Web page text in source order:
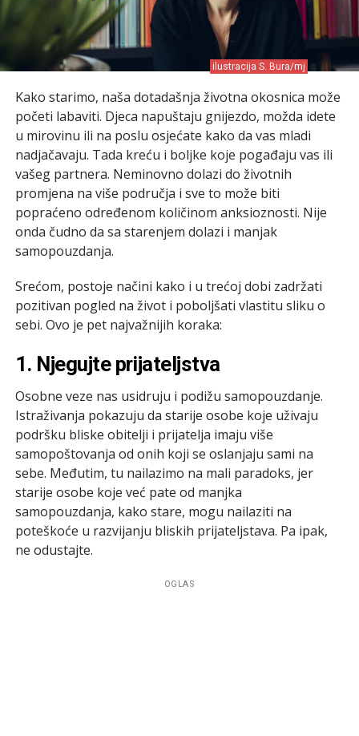
ilustracija S. Bura/mj
Kako starimo, naša dotadašnja životna okosnica može
početi labaviti. Djeca napuštaju gnijezdo, možda idete
u mirovinu ili na poslu osjećate kako da vas mladi
nadjačavaju. Tada kreću i boljke koje pogađaju vas ili
vašeg partnera. Neminovno dolazi do životnih
promjena na više područja i sve to može biti
popraćeno određenom količinom anksioznosti. Nije
onda čudno da sa starenjem dolazi i manjak
samopouzdanja.
Srećom, postoje načini kako i u trećoj dobi zadržati
pozitivan pogled na život i poboljšati vlastitu sliku o
sebi. Ovo je pet najvažnijih koraka:
1. Njegujte prijateljstva
Osobne veze nas usidruju i podižu samopouzdanje.
Istraživanja pokazuju da starije osobe koje uživaju
podršku bliske obitelji i prijatelja imaju više
samopoštovanja od onih koji se oslanjaju sami na
sebe. Međutim, tu nailazimo na mali paradoks, jer
starije osobe koje već pate od manjka
samopouzdanja, kako stare, mogu nailaziti na
poteškoće u razvijanju bliskih prijateljstava. Pa ipak,
ne odustajte.
OGLAS